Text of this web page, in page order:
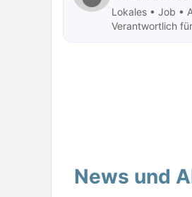
Lokales • Job •
Verantwortlich
News und